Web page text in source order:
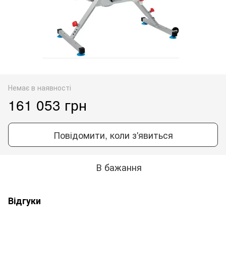
Немає в наявності
161 053 грн
Повідомити, коли з'явиться
В бажання
Відгуки